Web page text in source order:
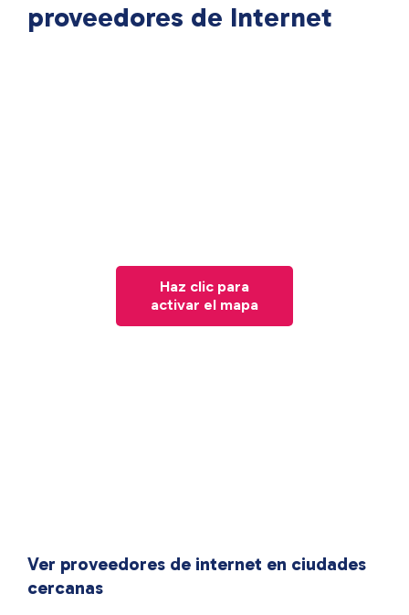
proveedores de Internet
Haz clic para
activar el mapa
Ver proveedores de internet en ciudades
cercanas